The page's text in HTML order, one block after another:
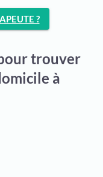
?
trouver
à